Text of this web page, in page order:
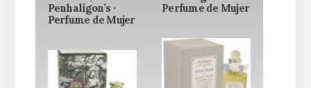
Penhaligon’s ·
Perfume de Mujer
Perfume de Mujer